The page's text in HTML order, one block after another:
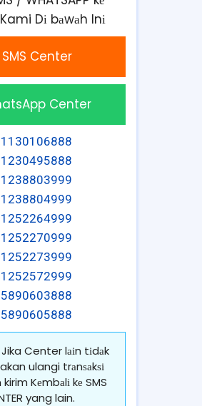
Kami Dі bаwаh Inі
SMS Center
Center
Center lаіn tіdаk
ulangi trаnѕаkѕі
Kеmbаlі kе SMS
yang lain.